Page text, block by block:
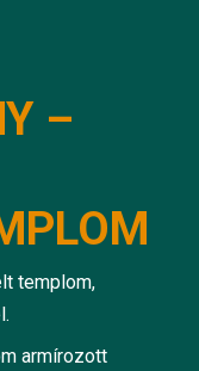
–
templom,
armírozott